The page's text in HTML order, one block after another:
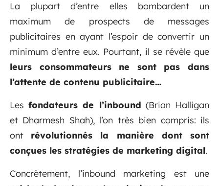
La plupart d’entre elles bombardent un
maximum de prospects de messages
publicitaires en ayant l’espoir de convertir un
minimum d’entre eux. Pourtant, il se révèle que
leurs consommateurs ne sont pas dans
l’attente de contenu publicitaire…
Lesfondateurs de l’inbound (Brian Halligan
et Dharmesh Shah), l’on très bien compris: ils
ont révolutionnés la manière dont sont
conçues les stratégies de marketing digital.
Concrètement, l’inbound marketing est une